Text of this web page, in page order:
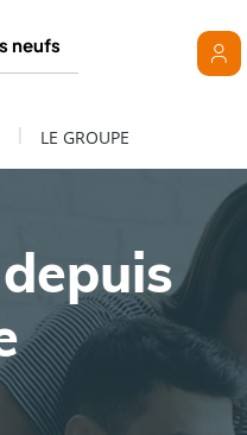
neufs
| LE GROUPE